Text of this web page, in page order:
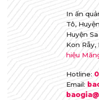
In ấn
Tô,
Huyện
Kon Rẫy,
hiệu
Hotline:
Email: